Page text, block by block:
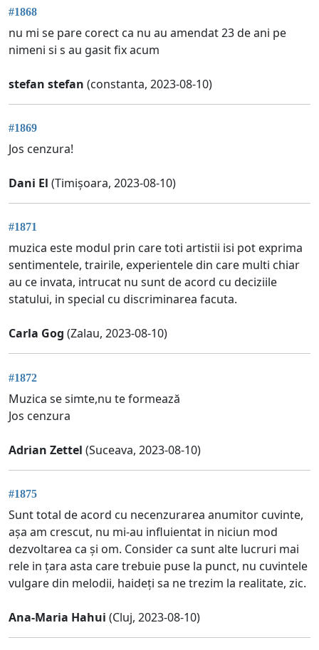
#1868
nu mi se pare corect ca nu au amendat 23 de ani pe
nimeni si s au gasit fix acum
stefan stefan (constanta, 2023-08-10)
#1869
Jos cenzura!
Dani El (Timișoara, 2023-08-10)
#1871
muzica este modul prin care toti artistii isi pot exprima
sentimentele, trairile, experientele din care multi chiar
au ce invata, intrucat nu sunt de acord cu deciziile
statului, in special cu discriminarea facuta.
Carla Gog (Zalau, 2023-08-10)
#1872
Muzica se simte,nu te formează
Jos cenzura
Adrian Zettel (Suceava, 2023-08-10)
#1875
Sunt total de acord cu necenzurarea anumitor cuvinte,
așa am crescut, nu mi-au influientat in niciun mod
dezvoltarea ca și om. Consider ca sunt alte lucruri mai
rele in țara asta care trebuie puse la punct, nu cuvintele
vulgare din melodii, haideți sa ne trezim la realitate, zic.
Ana-Maria Hahui (Cluj, 2023-08-10)